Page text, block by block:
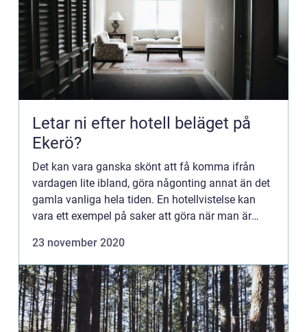
Letar ni efter hotell beläget på
Ekerö?
Det kan vara ganska skönt att få komma ifrån
vardagen lite ibland, göra någonting annat än det
gamla vanliga hela tiden. En hotellvistelse kan
vara ett exempel på saker att göra när man är
hela fami...
23 november 2020